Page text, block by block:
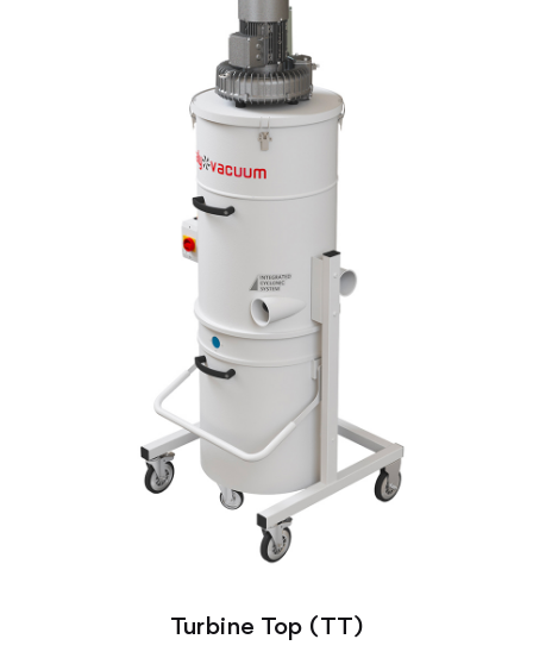
Turbine Top (TT)